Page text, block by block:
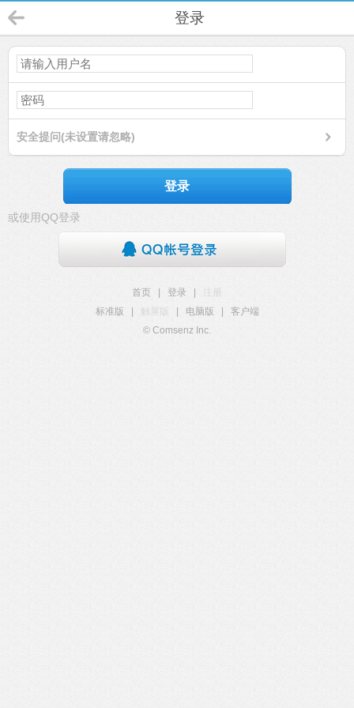
登录
安全提问(未设置请忽略)
登录
或使用QQ登录
首页 登录
注册
标准版
触屏版 电脑版
客户端
© Comsenz Inc.